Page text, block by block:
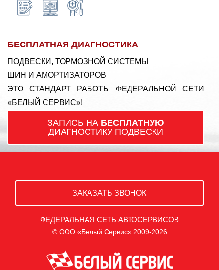
БЕСПЛАТНАЯ ДИАГНОСТИКА
ПОДВЕСКИ, ТОРМОЗНОЙ СИСТЕМЫ
ШИН И АМОРТИЗАТОРОВ
ЭТО СТАНДАРТ РАБОТЫ ФЕДЕРАЛЬНОЙ СЕТИ
«БЕЛЫЙ СЕРВИС»!
ЗАПИСЬ НА БЕСПЛАТНУЮ
ДИАГНОСТИКУ ПОДВЕСКИ
ЗАКАЗАТЬ ЗВОНОК
ФЕДЕРАЛЬНАЯ СЕТЬ АВТОСЕРВИСОВ
© ООО «Белый Сервис» 2009-2026